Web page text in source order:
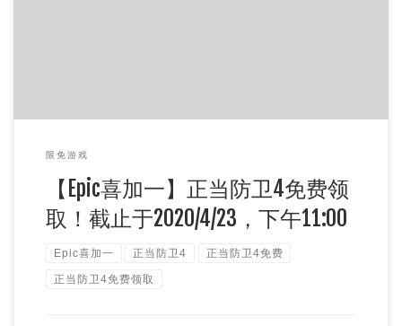
限免游戏
【Epic喜加一】正当防卫4免费领
取！截止于2020/4/23，下午11:00
Epic喜加一 正当防卫4 正当防卫4免费
正当防卫4免费领取